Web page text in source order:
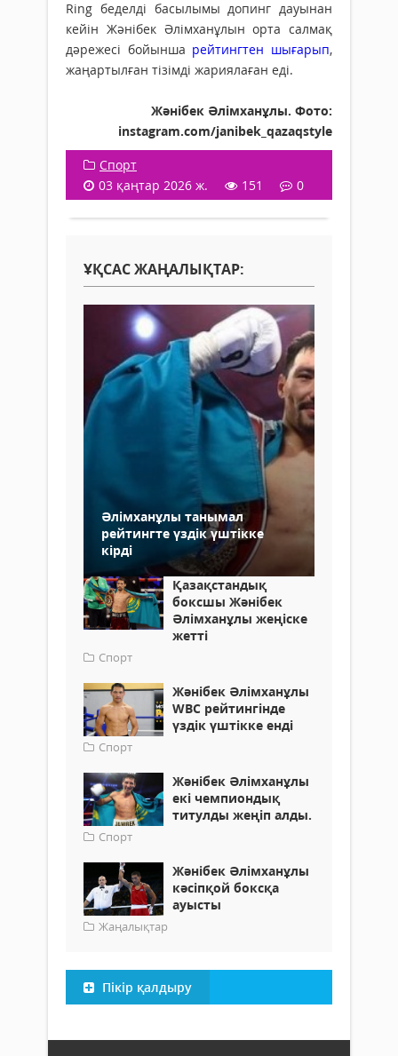
Ring беделді басылымы допинг дауынан
кейін Жәнібек Әлімханұлын орта салмақ
дәрежесі бойынша рейтингтен шығарып,
жаңартылған тізімді жариялаған еді.
Жәнібек Әлімханұлы. Фото:
instagram.com/janibek_qazaqstyle
Спорт
03 қаңтар 2026 ж.
151 0
ҰҚСАС ЖАҢАЛЫҚТАР:
Әлімханұлы танымал
рейтингте үздік үштікке
кірді
Қазақстандық
боксшы Жәнібек
Әлімханұлы жеңіске
жетті
Спорт
Жәнібек Әлімханұлы
WBC рейтингінде
үздік үштікке енді
Спорт
Жәнібек Әлімханұлы
екі чемпиондық
титулды жеңіп алды.
Спорт
Жәнібек Әлімханұлы
кәсіпқой боксқа
ауысты
Жаңалықтар
Пікір қалдыру